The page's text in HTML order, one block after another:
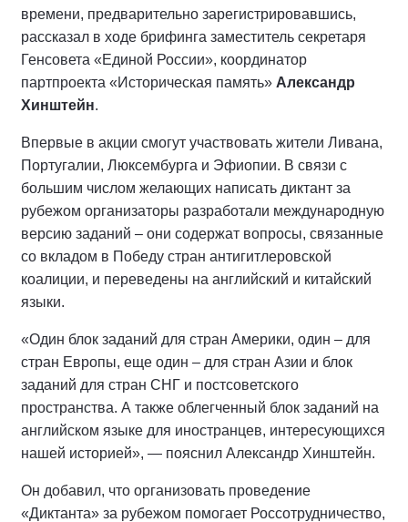
времени, предварительно зарегистрировавшись,
рассказал в ходе брифинга заместитель секретаря
Генсовета «Единой России», координатор
партпроекта «Историческая память» Александр
Хинштейн.
Впервые в акции смогут участвовать жители Ливана,
Португалии, Люксембурга и Эфиопии. В связи с
большим числом желающих написать диктант за
рубежом организаторы разработали международную
версию заданий – они содержат вопросы, связанные
со вкладом в Победу стран антигитлеровской
коалиции, и переведены на английский и китайский
языки.
«Один блок заданий для стран Америки, один – для
стран Европы, еще один – для стран Азии и блок
заданий для стран СНГ и постсоветского
пространства. А также облегченный блок заданий на
английском языке для иностранцев, интересующихся
нашей историей», — пояснил Александр Хинштейн.
Он добавил, что организовать проведение
«Диктанта» за рубежом помогает Россотрудничество,